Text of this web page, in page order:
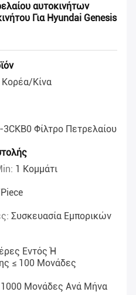
αυτοκινήτων
Για Hyundai Genesis
Κορέα/Κίνα
Φίλτρο Πετρελαίου
1 Κομμάτι
Συσκευασία Εμπορικών
Εντός Ή
≤ 100 Μονάδες
1000 Μονάδες Ανά Μήνα